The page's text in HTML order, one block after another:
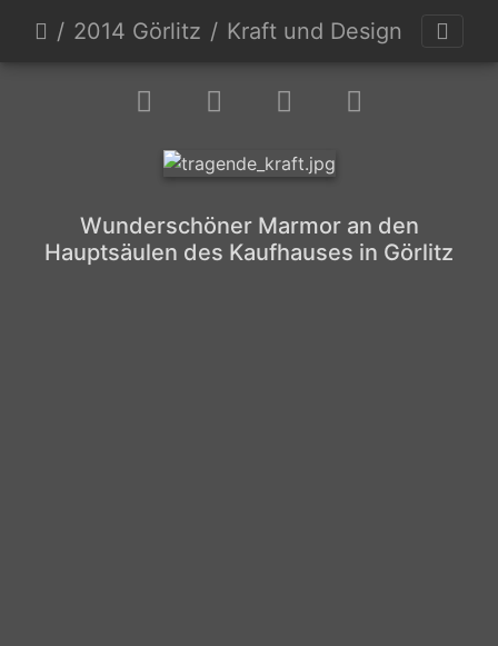
2014 Görlitz Kraft und Design
Wunderschöner Marmor an den
Hauptsäulen des Kaufhauses in Görlitz